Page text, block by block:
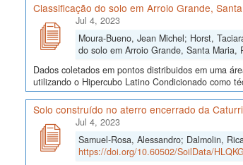
Classificação do solo em Arroio Grande,
Jul 4, 2023
Moura-Bueno, Jean Michel; Horst,
do solo em Arroio Grande, Santa Maria,
Dados coletados em pontos distribuidos em uma
utilizando o Hipercubo Latino Condicionado como
Solo construído no aterro encerrado da
Jul 4, 2023
Samuel-Rosa, Alessandro; Dalmolin,
https://doi.org/10.60502/SoilData/